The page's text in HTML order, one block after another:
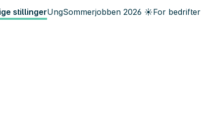
stillingerUngSommerjobben 2026 ☀️For bedrifter